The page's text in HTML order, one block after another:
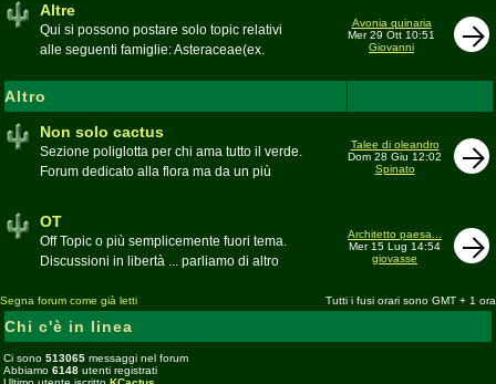
Altre
Qui si possono postare solo topic relativi
alle seguenti famiglie: Asteraceae(ex.
Sansevieria; Lamiaceae (ex. Labiatae) gen.
Coleus e Plectranthus; Peperomiaceae gen.
Peperomia (solo specie succulente);
Geraniaceae gen. Pelargonium, Monsonia
Talinum, Portulacaria
Avonia quinaria
Mer 29 Ott 10:51
Giovanni
Altro
Non solo cactus
Sezione poliglotta per chi ama tutto il verde.
Forum dedicato alla flora ma da un più
Talee di oleandro
Dom 28 Giu 12:02
Spinato
OT
Off Topic o più semplicemente fuori tema.
Discussioni in libertà ... parliamo di altro
Architetto paesa...
Mer 15 Lug 14:54
giovasse
Segna forum come già letti Tutti i fusi orari sono GMT + 1 ora
Chi c'è in linea
Ci sono 513065 messaggi nel forum
Abbiamo 6148 utenti registrati